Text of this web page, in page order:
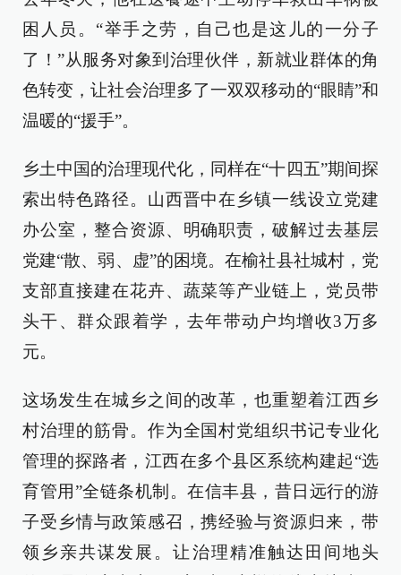
困人员。“举手之劳，自己也是这儿的一分子
了！”从服务对象到治理伙伴，新就业群体的角
色转变，让社会治理多了一双双移动的“眼睛”和
温暖的“援手”。
乡土中国的治理现代化，同样在“十四五”期间探
索出特色路径。山西晋中在乡镇一线设立党建
办公室，整合资源、明确职责，破解过去基层
党建“散、弱、虚”的困境。在榆社县社城村，党
支部直接建在花卉、蔬菜等产业链上，党员带
头干、群众跟着学，去年带动户均增收3万多
元。
这场发生在城乡之间的改革，也重塑着江西乡
村治理的筋骨。作为全国村党组织书记专业化
管理的探路者，江西在多个县区系统构建起“选
育管用”全链条机制。在信丰县，昔日远行的游
子受乡情与政策感召，携经验与资源归来，带
领乡亲共谋发展。让治理精准触达田间地头